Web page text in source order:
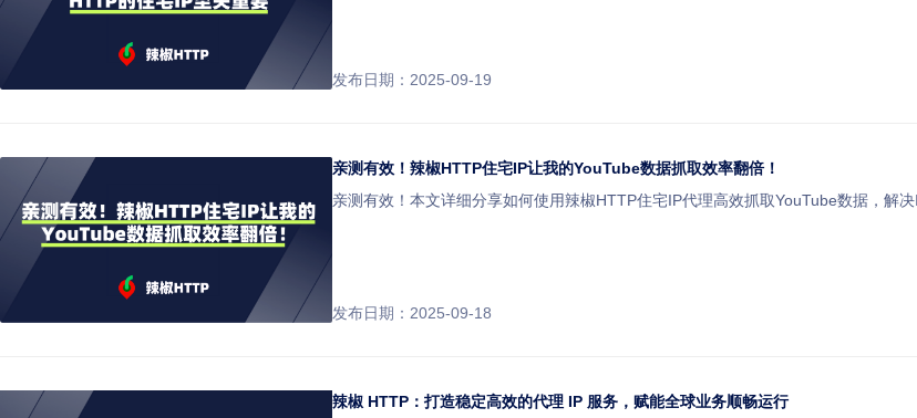
发布日期：2025-09-19
亲测有效！辣椒HTTP住宅IP让我的YouTube数据抓取效率翻倍！
亲测有效！本文详细分享如何使用辣椒HTTP住宅IP代理高效抓取YouTube数据，解
发布日期：2025-09-18
辣椒 HTTP：打造稳定高效的代理 IP 服务，赋能全球业务顺畅运行